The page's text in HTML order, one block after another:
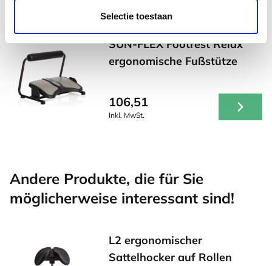
Selectie toestaan
SUN-FLEX Footrest Relax
ergonomische Fußstütze
106,51
Inkl. MwSt.
Andere Produkte, die für Sie
möglicherweise interessant sind!
L2 ergonomischer
Sattelhocker auf Rollen